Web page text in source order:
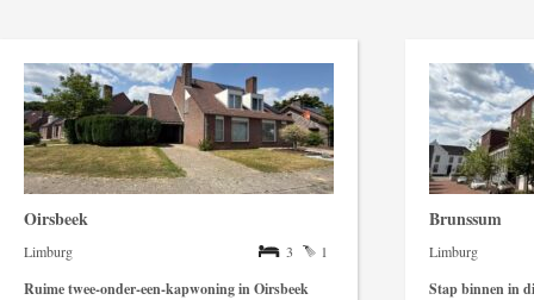
Oirsbeek
3 1
Limburg
Ruimetwee-onder-een-kapwoning in Oirsbeek
Brunssum
Limburg
Stap binnen in